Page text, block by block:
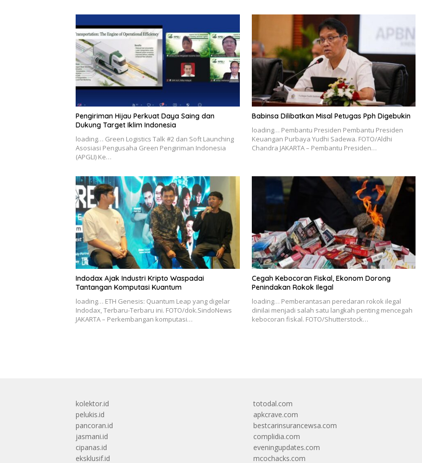
Pengiriman Hijau Perkuat Daya Saing dan
Dukung Target Iklim Indonesia
loading… Green Logistics Talk #2 dan Soft Launching
Asosiasi Pengusaha Green Pengiriman Indonesia
(APGLI) Ke…
Babinsa Dilibatkan Misal Petugas Pph Digebukin
loading… Pembantu Presiden Pembantu Presiden
Keuangan Purbaya Yudhi Sadewa. FOTO/Aldhi
Chandra JAKARTA – Pembantu Presiden…
Indodax Ajak Industri Kripto Waspadai
Tantangan Komputasi Kuantum
loading… ETH Genesis: Quantum Leap yang digelar
Indodax, Terbaru-Terbaru ini. FOTO/dok.SindoNews
JAKARTA – Perkembangan komputasi…
Cegah Kebocoran Fiskal, Ekonom Dorong
Penindakan Rokok Ilegal
loading… Pemberantasan peredaran rokok ilegal
dinilai menjadi salah satu langkah penting mencegah
kebocoran fiskal. FOTO/Shutterstock…
kolektor.id
pelukis.id
pancoran.id
jasmani.id
cipanas.id
eksklusif.id
totodal.com
apkcrave.com
bestcarinsurancewsa.com
complidia.com
eveningupdates.com
mcochacks.com